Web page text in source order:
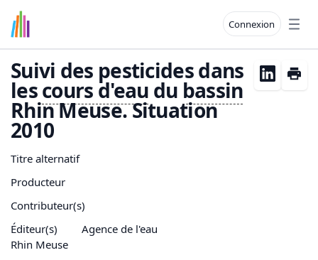
Connexion
Suivi des pesticides dans
lescours d'eau du bassin
Rhin Meuse. Situation
2010
Titre alternatif
Producteur
Contributeur(s)
Éditeur(s)
Agence de l'eau
Rhin Meuse